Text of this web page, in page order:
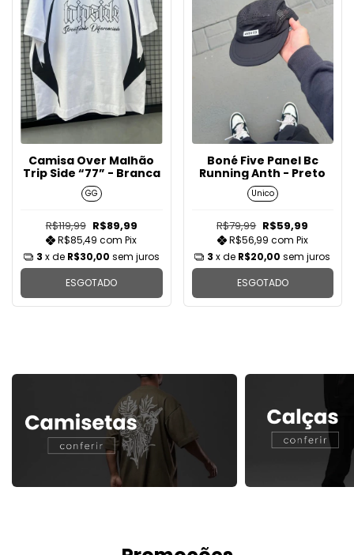
Camisa Over Malhão
Trip Side “77” - Branca
GG
R$119,99 R$89,99
R$85,49com Pix
3 x de R$30,00 sem juros
ESGOTADO
Boné Five Panel Bc
Running Anth - Preto
Unico
R$79,99 R$59,99
R$56,99 com Pix
3 x de R$20,00 sem juros
ESGOTADO